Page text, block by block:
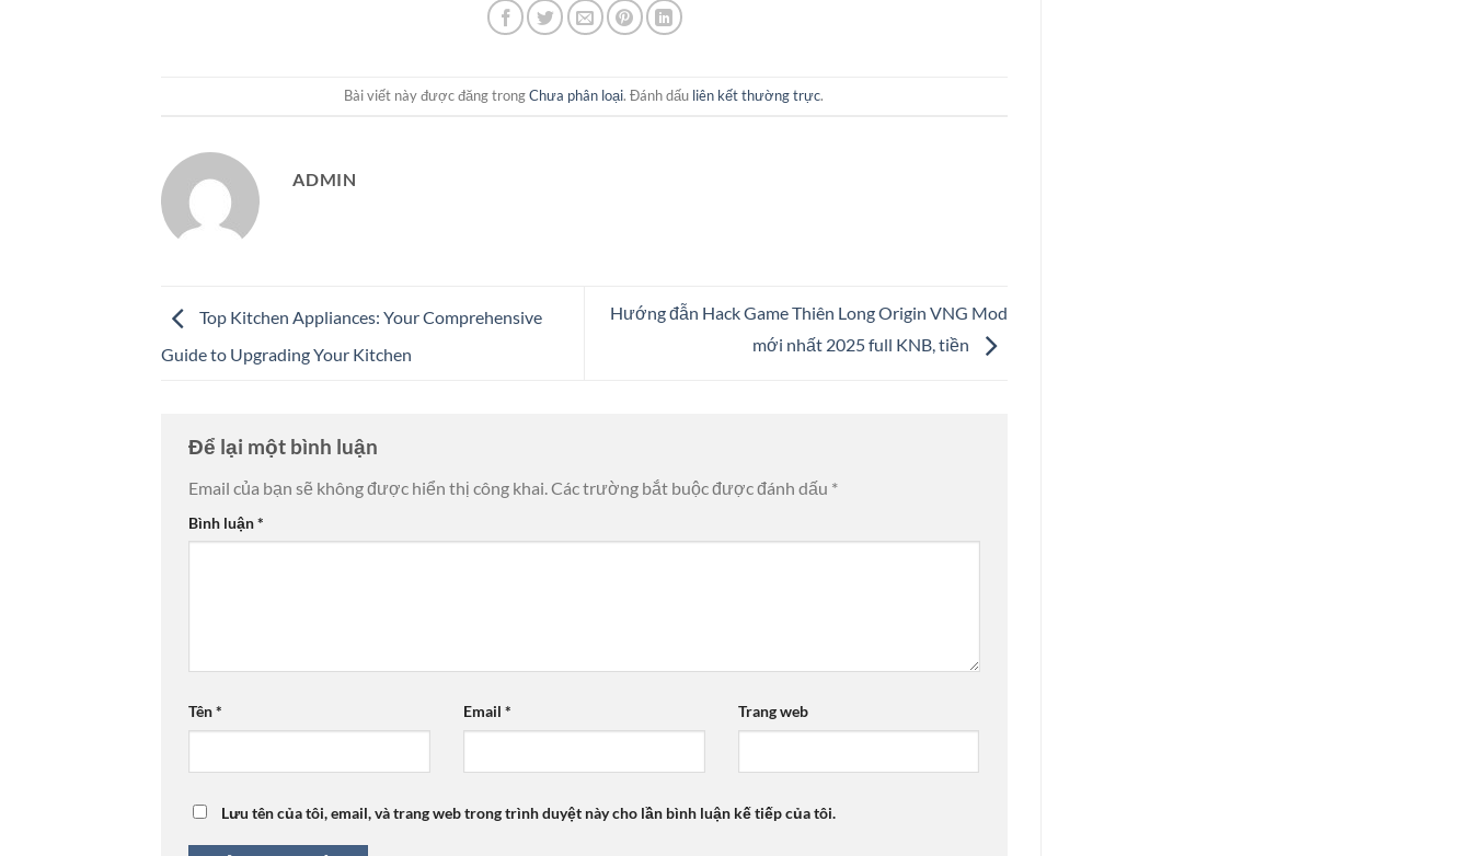
Bài viết này được đăng trongChưa phân loại. Đánh dấu liên kết thường trực.
ADMIN
Top Kitchen Appliances: Your Comprehensive
Guide to Upgrading Your Kitchen
Hướng đẫn Hack Game Thiên Long Origin VNG Mod
mới nhất 2025 full KNB, tiền
Để lại một bình luận
Email của bạn sẽ không được hiển thị công khai. Các trường bắt buộc được đánh dấu *
Bình luận*
Tên* Email * Trang web
Lưu tên của tôi, email, và trang web trong trình duyệt này cho lần bình luận kế tiếp của tôi.